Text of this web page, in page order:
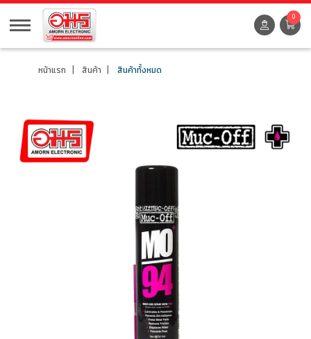
0
หน้าแรก สินค้า สินค้าทั้งหมด